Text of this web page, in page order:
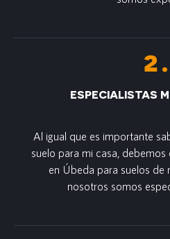
ESPECIALISTAS
Al igual que es importante
suelo para mi casa,
en Úbeda para suelos de
nosotros somos